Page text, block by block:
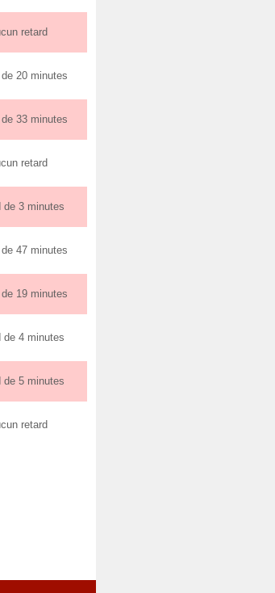
retard
de 20 minutes
de 33 minutes
retard
de 3 minutes
de 47 minutes
de 19 minutes
de 4 minutes
de 5 minutes
retard